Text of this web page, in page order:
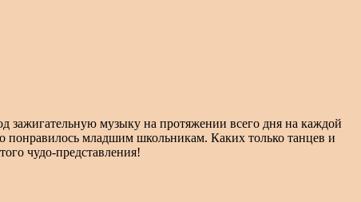
зажигательную музыку на протяжении всего дня на каждой
понравилось младшим школьникам. Каких только танцев и
чудо-представления!